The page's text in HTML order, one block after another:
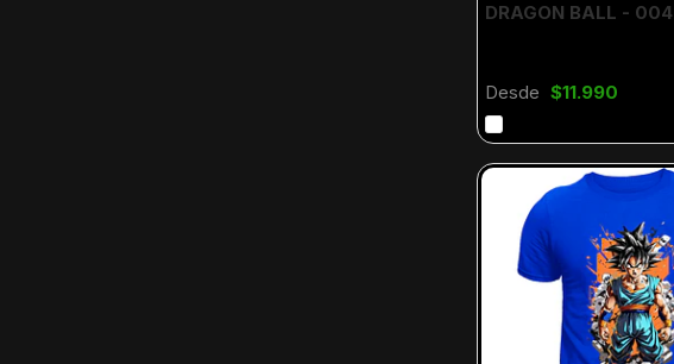
DRAGON BALL - 004
Desde $11.990